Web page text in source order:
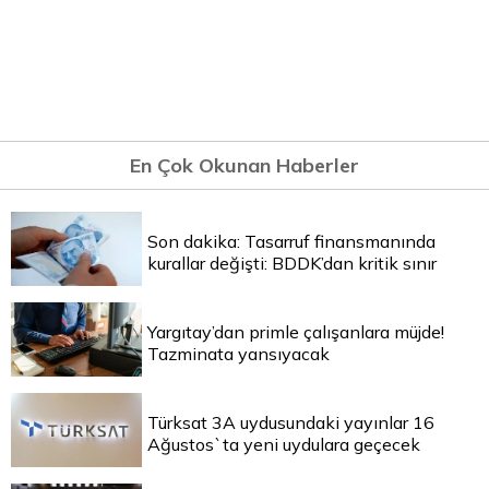
En Çok Okunan Haberler
Son dakika: Tasarruf finansmanında
kurallar değişti: BDDK’dan kritik sınır
Yargıtay’dan primle çalışanlara müjde!
Tazminata yansıyacak
Türksat 3A uydusundaki yayınlar 16
Ağustos`ta yeni uydulara geçecek